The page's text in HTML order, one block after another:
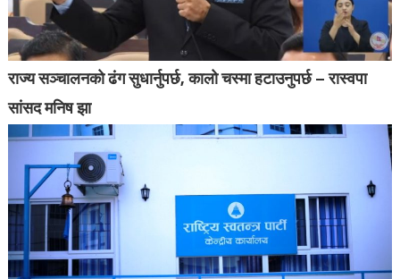
राज्य सञ्चालनको ढंग सुधार्नुपर्छ, कालो चस्मा हटाउनुपर्छ – रास्वपा
सांसद मनिष झा